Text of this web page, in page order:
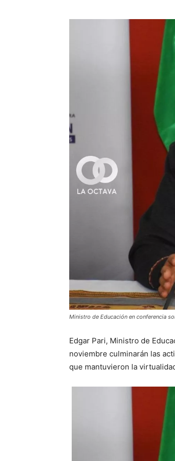
Ministro de Educación en conferencia
Edgar Pari, Ministro de
noviembre culminarán las
que mantuvieron la